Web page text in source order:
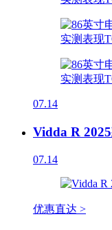
07.14
Vidda R
07.14
优惠直达 >